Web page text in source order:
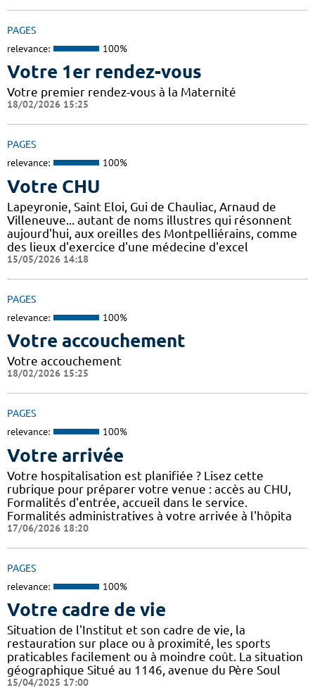
PAGES
relevance: 100%
Votre 1er rendez-vous
Votre premier rendez-vous à la Maternité
18/02/2026 15:25
PAGES
relevance: 100%
Votre CHU
Lapeyronie, Saint Eloi, Gui de Chauliac, Arnaud de
Villeneuve... autant de noms illustres qui résonnent
aujourd'hui, aux oreilles des Montpelliérains, comme
des lieux d'exercice d'une médecine d'excel
15/05/2026 14:18
PAGES
relevance: 100%
Votre accouchement
Votre accouchement
18/02/2026 15:25
PAGES
relevance: 100%
Votre arrivée
Votre hospitalisation est planifiée ? Lisez cette
rubrique pour préparer votre venue : accès au CHU,
Formalités d'entrée, accueil dans le service.
Formalités administratives à votre arrivée à l'hôpita
17/06/2026 18:20
PAGES
relevance: 100%
Votre cadre de vie
Situation de l'Institut et son cadre de vie, la
restauration sur place ou à proximité, les sports
praticables facilement ou à moindre coût. La situation
géographique Situé au 1146, avenue du Père Soul
15/04/2025 17:00